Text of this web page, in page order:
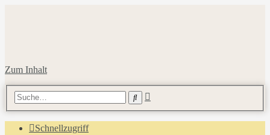
Zum Inhalt
Suche
Schnellzugriff